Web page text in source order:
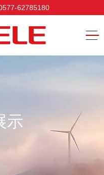
62785180
示